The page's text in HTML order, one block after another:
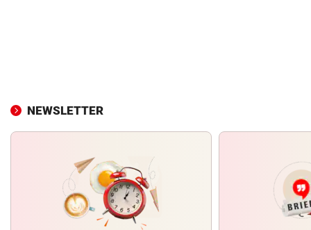
NEWSLETTER